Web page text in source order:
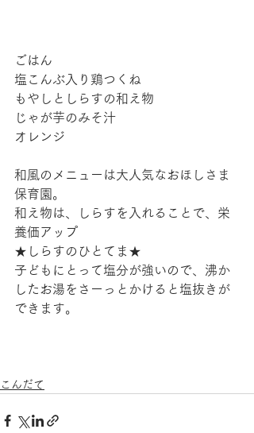
ごはん
塩こんぶ入り鶏つくね
もやしとしらすの和え物
じゃが芋のみそ汁
オレンジ
和風のメニューは大人気なおほしさま
保育園。
和え物は、しらすを入れることで、栄
養価アップ
★しらすのひとてま★
子どもにとって塩分が強いので、沸か
したお湯をさーっとかけると塩抜きが
できます。
こんだて